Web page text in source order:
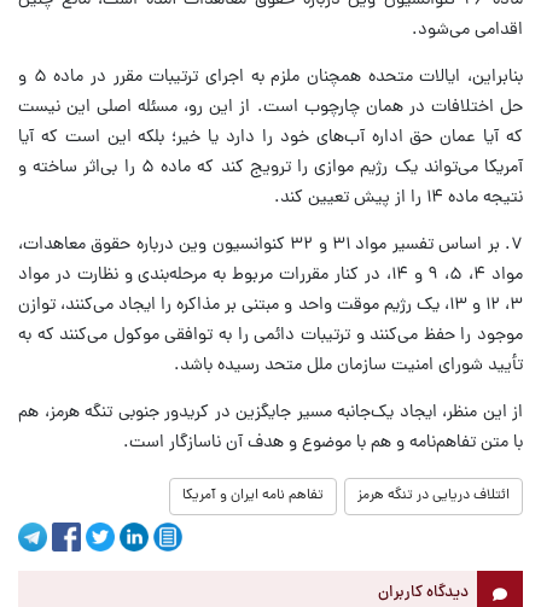
اقدامی می‌شود.
بنابراین، ایالات متحده همچنان ملزم به اجرای ترتیبات مقرر در ماده ۵ و
حل اختلافات در همان چارچوب است. از این رو، مسئله اصلی این نیست
که آیا عمان حق اداره آب‌های خود را دارد یا خیر؛ بلکه این است که آیا
آمریکا می‌تواند یک رژیم موازی را ترویج کند که ماده ۵ را بی‌اثر ساخته و
نتیجه ماده ۱۴ را از پیش تعیین کند.
۷. بر اساس تفسیر مواد ۳۱ و ۳۲ کنوانسیون وین درباره حقوق معاهدات،
مواد ۴، ۵، ۹ و ۱۴، در کنار مقررات مربوط به مرحله‌بندی و نظارت در مواد
۳، ۱۲ و ۱۳، یک رژیم موقت واحد و مبتنی بر مذاکره را ایجاد می‌کنند، توازن
موجود را حفظ می‌کنند و ترتیبات دائمی را به توافقی موکول می‌کنند که به
تأیید شورای امنیت سازمان ملل متحد رسیده باشد.
از این منظر، ایجاد یک‌جانبه مسیر جایگزین در کریدور جنوبی تنگه هرمز، هم
با متن تفاهم‌نامه و هم با موضوع و هدف آن ناسازگار است.
ائتلاف دریایی در تنگه هرمز تفاهم نامه ایران و آمریکا
دیدگاه کاربران